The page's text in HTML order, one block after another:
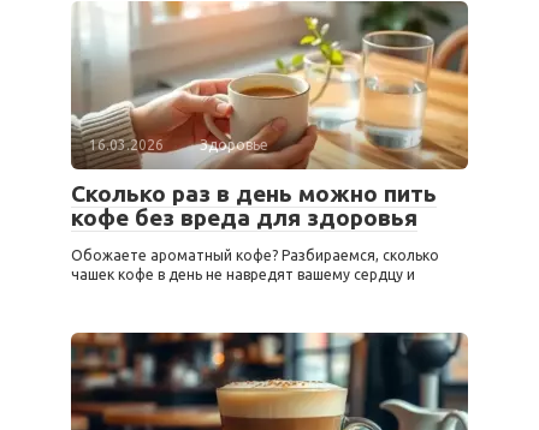
16.03.2026 Здоровье
Сколько раз в день можно пить
кофе без вреда для здоровья
Обожаете ароматный кофе? Разбираемся, сколько
чашек кофе в день не навредят вашему сердцу и